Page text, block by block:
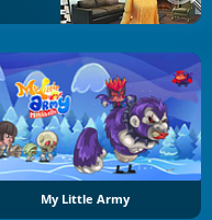
My Little Army